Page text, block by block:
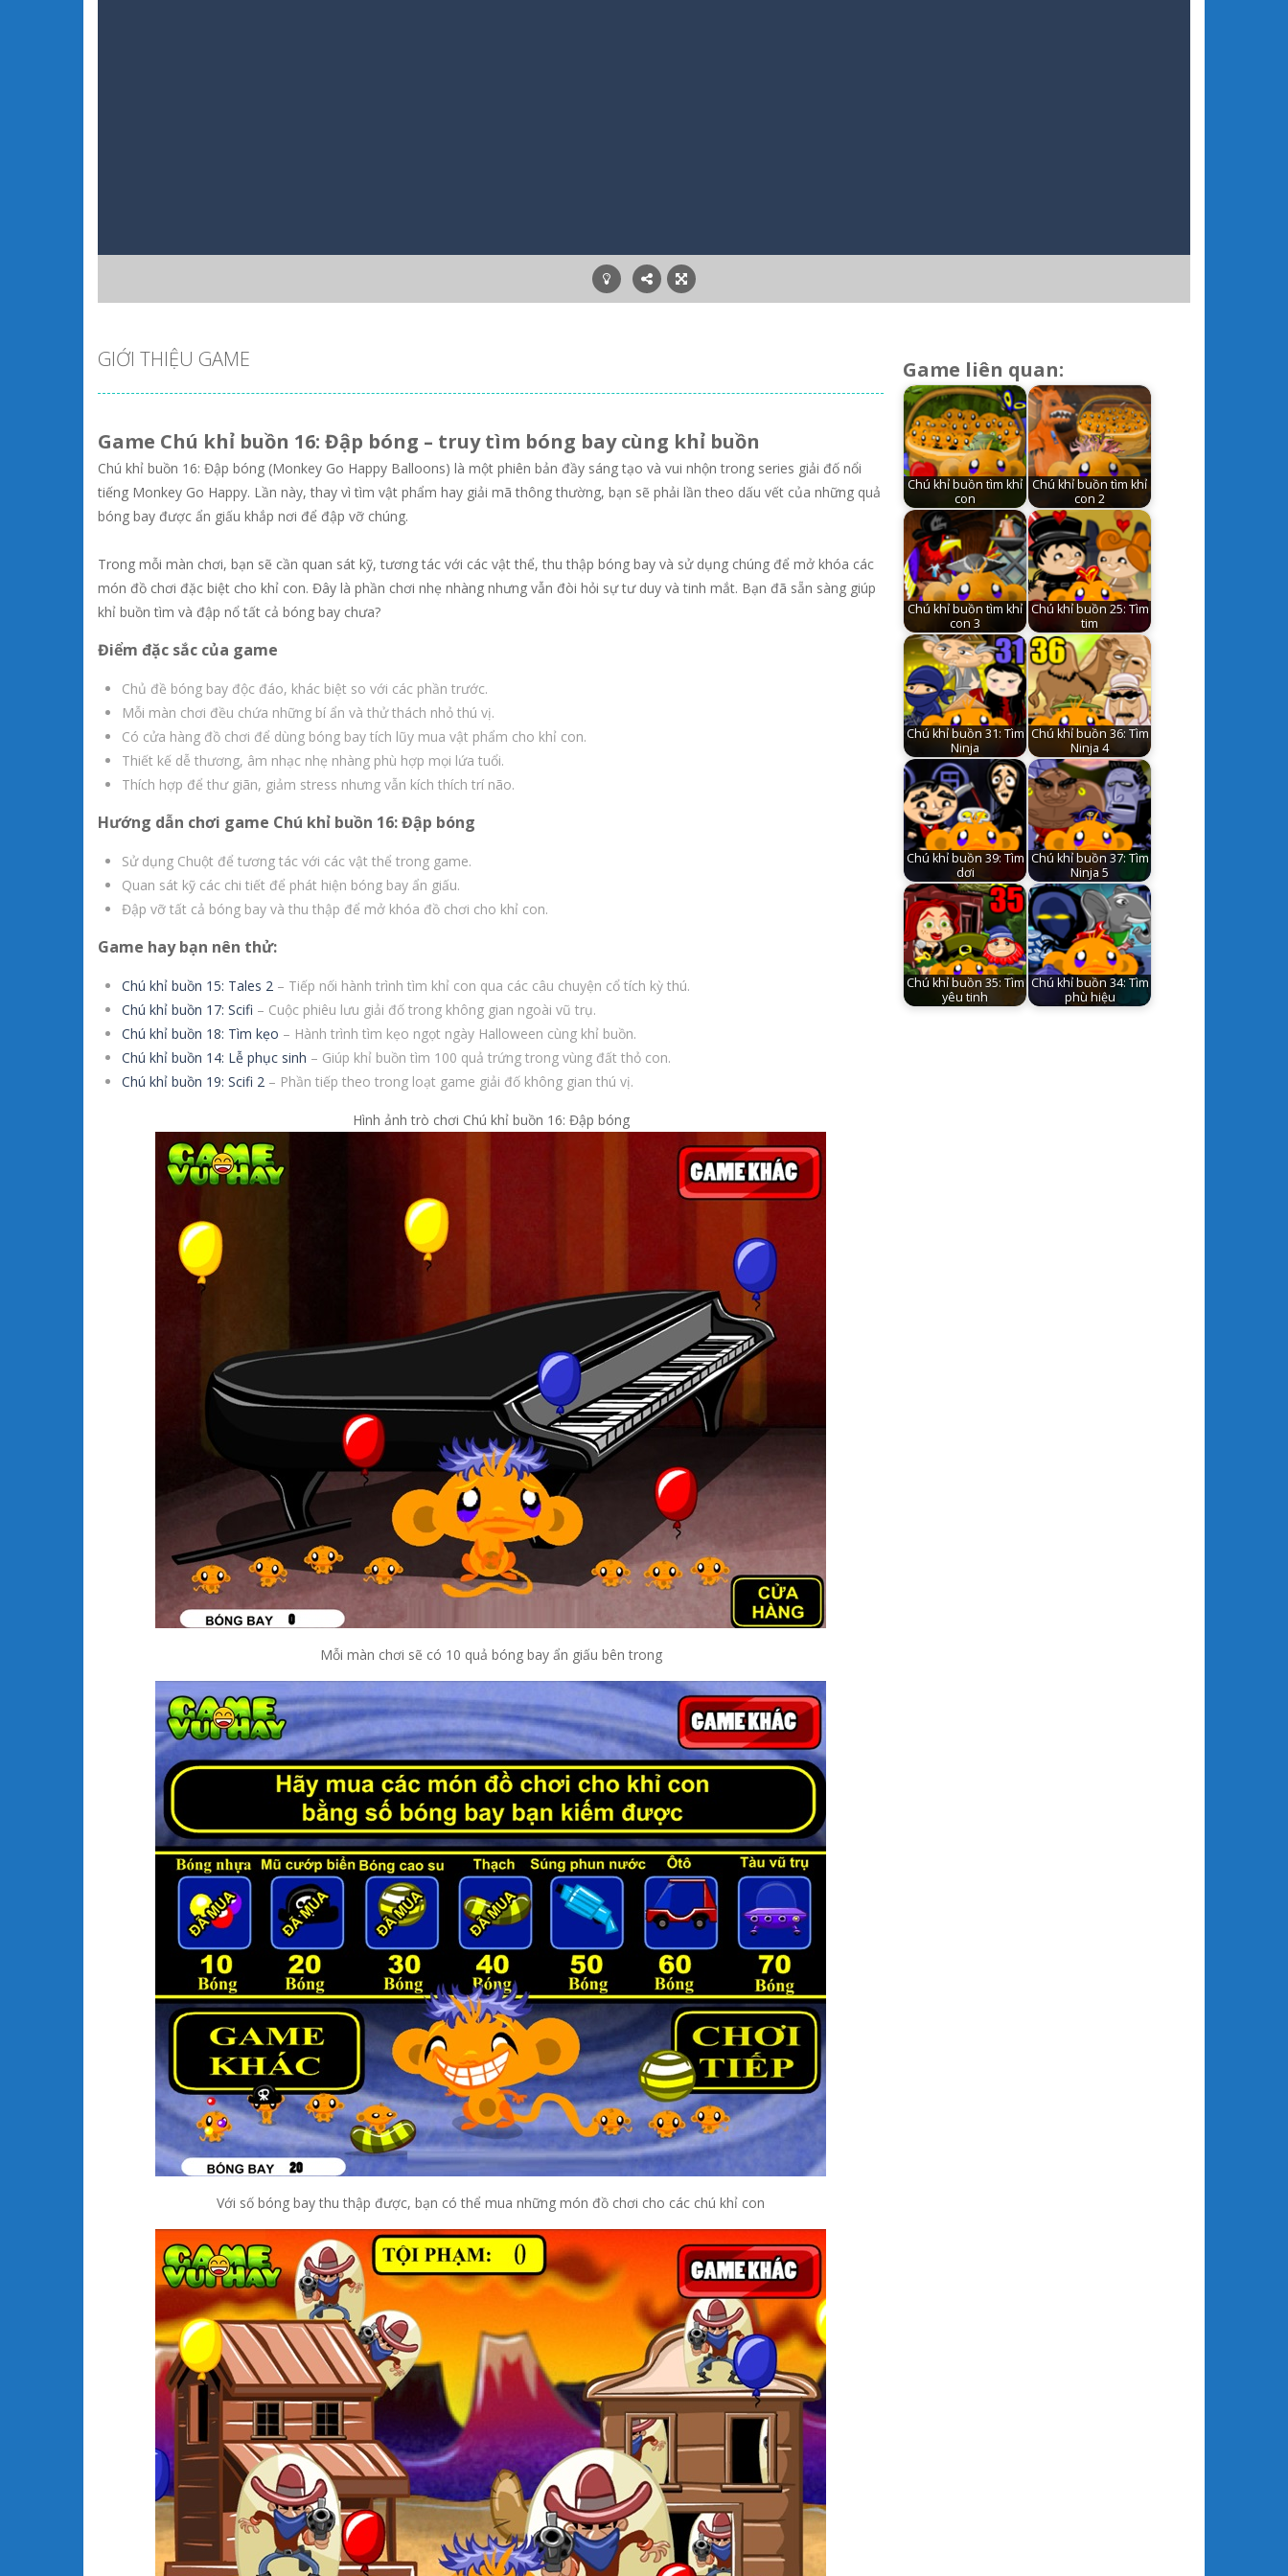
GIỚI THIỆU GAME
Game Chú khỉ buồn 16: Đập bóng – truy tìm bóng bay cùng khỉ buồn
Chú khỉ buồn 16: Đập bóng (Monkey Go Happy Balloons) là một phiên bản đầy sáng tạo và vui nhộn trong series giải đố nổi
tiếng Monkey Go Happy. Lần này, thay vì tìm vật phẩm hay giải mã thông thường, bạn sẽ phải lần theo dấu vết của những quả
bóng bay được ẩn giấu khắp nơi để đập vỡ chúng.
Trong mỗi màn chơi, bạn sẽ cần quan sát kỹ, tương tác với các vật thể, thu thập bóng bay và sử dụng chúng để mở khóa các
món đồ chơi đặc biệt cho khỉ con. Đây là phần chơi nhẹ nhàng nhưng vẫn đòi hỏi sự tư duy và tinh mắt. Bạn đã sẵn sàng giúp
khỉ buồn tìm và đập nổ tất cả bóng bay chưa?
Điểm đặc sắc của game
Chủ đề bóng bay độc đáo, khác biệt so với các phần trước.
Mỗi màn chơi đều chứa những bí ẩn và thử thách nhỏ thú vị.
Có cửa hàng đồ chơi để dùng bóng bay tích lũy mua vật phẩm cho khỉ con.
Thiết kế dễ thương, âm nhạc nhẹ nhàng phù hợp mọi lứa tuổi.
Thích hợp để thư giãn, giảm stress nhưng vẫn kích thích trí não.
Hướng dẫn chơi game Chú khỉ buồn 16: Đập bóng
Sử dụng Chuột để tương tác với các vật thể trong game.
Quan sát kỹ các chi tiết để phát hiện bóng bay ẩn giấu.
Đập vỡ tất cả bóng bay và thu thập để mở khóa đồ chơi cho khỉ con.
Game hay bạn nên thử:
Chú khỉ buồn 15: Tales 2 – Tiếp nối hành trình tìm khỉ con qua các câu chuyện cổ tích kỳ thú.
Chú khỉ buồn 17: Scifi – Cuộc phiêu lưu giải đố trong không gian ngoài vũ trụ.
Chú khỉ buồn 18: Tìm kẹo – Hành trình tìm kẹo ngọt ngày Halloween cùng khỉ buồn.
Chú khỉ buồn 14: Lễ phục sinh – Giúp khỉ buồn tìm 100 quả trứng trong vùng đất thỏ con.
Chú khỉ buồn 19: Scifi 2 – Phần tiếp theo trong loạt game giải đố không gian thú vị.
Hình ảnh trò chơi Chú khỉ buồn 16: Đập bóng
Mỗi màn chơi sẽ có 10 quả bóng bay ẩn giấu bên trong
Với số bóng bay thu thập được, bạn có thể mua những món đồ chơi cho các chú khỉ con
Game liên quan:
Chú khỉ buồn tìm khỉ
con
Chú khỉ buồn tìm khỉ
con 2
Chú khỉ buồn tìm khỉ
con 3
Chú khỉ buồn 25: Tìm
tim
Chú khỉ buồn 31: Tìm
Ninja
Chú khỉ buồn 36: Tìm
Ninja 4
Chú khỉ buồn 39: Tìm
dơi
Chú khỉ buồn 37: Tìm
Ninja 5
Chú khỉ buồn 35: Tìm
yêu tinh
Chú khỉ buồn 34: Tìm
phù hiệu